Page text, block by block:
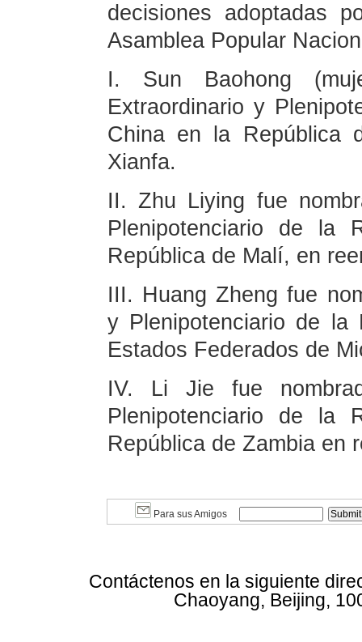
decisiones adoptadas
Asamblea Popular
I. Sun Baohong
Extraordinario y
China en la República
Xianfa.
II. Zhu Liying fue
Plenipotenciario de la
República de Malí, en
III. Huang Zheng fue
y Plenipotenciario de la
Estados Federados de
IV. Li Jie fue
Plenipotenciario de la
República de Zambia en
Para sus Amigos
Contáctenos en la siguiente
Chaoyang, Beijing,